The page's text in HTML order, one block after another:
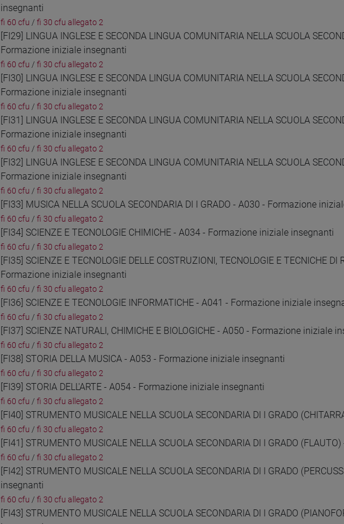
insegnanti
fi 60 cfu / fi 30 cfu allegato 2
[FI29] LINGUA INGLESE E SECONDA LINGUA COMUNITARIA NELLA SCUOLA
Formazione iniziale insegnanti
fi 60 cfu / fi 30 cfu allegato 2
[FI30] LINGUA INGLESE E SECONDA LINGUA COMUNITARIA NELLA SCUOLA
Formazione iniziale insegnanti
fi 60 cfu / fi 30 cfu allegato 2
[FI31] LINGUA INGLESE E SECONDA LINGUA COMUNITARIA NELLA SCUOLA
Formazione iniziale insegnanti
fi 60 cfu / fi 30 cfu allegato 2
[FI32] LINGUA INGLESE E SECONDA LINGUA COMUNITARIA NELLA SCUOLA
Formazione iniziale insegnanti
fi 60 cfu / fi 30 cfu allegato 2
[FI33] MUSICA NELLA SCUOLA SECONDARIA DI I GRADO - A030 - Formazione
fi 60 cfu / fi 30 cfu allegato 2
[FI34] SCIENZE E TECNOLOGIE CHIMICHE - A034 - Formazione iniziale insegnanti
fi 60 cfu / fi 30 cfu allegato 2
[FI35] SCIENZE E TECNOLOGIE DELLE COSTRUZIONI, TECNOLOGIE E TECNICHE
Formazione iniziale insegnanti
fi 60 cfu / fi 30 cfu allegato 2
[FI36] SCIENZE E TECNOLOGIE INFORMATICHE - A041 - Formazione iniziale
fi 60 cfu / fi 30 cfu allegato 2
[FI37] SCIENZE NATURALI, CHIMICHE E BIOLOGICHE - A050 - Formazione iniziale
fi 60 cfu / fi 30 cfu allegato 2
[FI38] STORIA DELLA MUSICA - A053 - Formazione iniziale insegnanti
fi 60 cfu / fi 30 cfu allegato 2
[FI39] STORIA DELL'ARTE - A054 - Formazione iniziale insegnanti
fi 60 cfu / fi 30 cfu allegato 2
[FI40] STRUMENTO MUSICALE NELLA SCUOLA SECONDARIA DI I GRADO
fi 60 cfu / fi 30 cfu allegato 2
[FI41] STRUMENTO MUSICALE NELLA SCUOLA SECONDARIA DI I GRADO
fi 60 cfu / fi 30 cfu allegato 2
[FI42] STRUMENTO MUSICALE NELLA SCUOLA SECONDARIA DI I GRADO
insegnanti
fi 60 cfu / fi 30 cfu allegato 2
[FI43] STRUMENTO MUSICALE NELLA SCUOLA SECONDARIA DI I GRADO